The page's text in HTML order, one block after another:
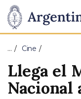
Presidencia
de
la
Nación
Pasar al
… Cine
Llega el
Nacional